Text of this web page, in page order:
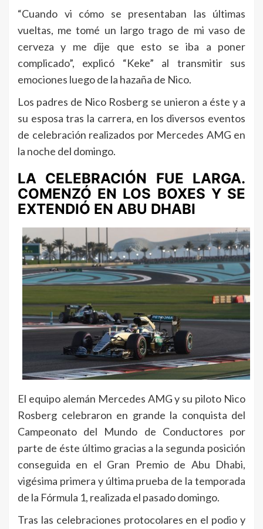
“Cuando vi cómo se presentaban las últimas
vueltas, me tomé un largo trago de mi vaso de
cerveza y me dije que esto se iba a poner
complicado”, explicó “Keke” al transmitir sus
emociones luego de la hazaña de Nico.
Los padres de Nico Rosberg se unieron a éste y a
su esposa tras la carrera, en los diversos eventos
de celebración realizados por Mercedes AMG en
la noche del domingo.
LA CELEBRACIÓN FUE LARGA.
COMENZÓ EN LOS BOXES Y SE
EXTENDIÓ EN ABU DHABI
El equipo alemán Mercedes AMG y su piloto Nico
Rosberg celebraron en grande la conquista del
Campeonato del Mundo de Conductores por
parte de éste último gracias a la segunda posición
conseguida en el Gran Premio de Abu Dhabi,
vigésima primera y última prueba de la temporada
de la Fórmula 1, realizada el pasado domingo.
Tras las celebraciones protocolares en el podio y